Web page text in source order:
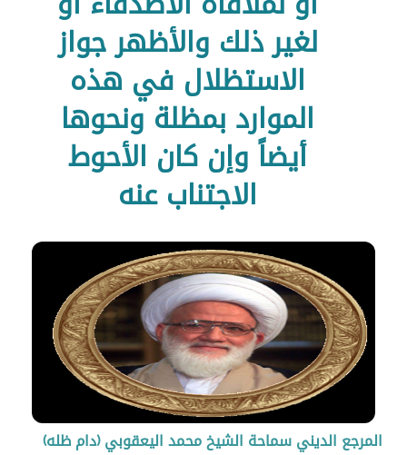
لغير ذلك والأظهر جواز
الاستظلال في هذه
الموارد بمظلة ونحوها
أيضاً وإن كان الأحوط
الاجتناب عنه
المرجع الديني سماحة الشيخ محمد اليعقوبي (دام ظله)